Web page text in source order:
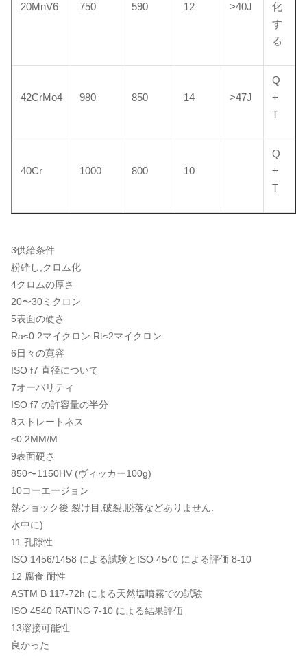
20MnV6 750 590 12 >40J
化
す
る
42CrMo4 980 850 14 >47J
Q
+
T
40Cr 1000 800 10
Q
+
T
3供給条件
粉砕し,クロム化
4クロムの厚さ
20〜30ミクロン
5表面の硬さ
Ra≤0.2マイクロン Rt≤2マイクロン
6日々の寛容
ISO f7 直径について
7オーバリティ
ISO f7 の許容量の半分
8ストレートネス
≤0.2MM/M
9表面硬さ
850〜1150HV (ヴィッカー100g)
10コーエージョン
熱ショック後 裂け目,破裂,脱落などありません.
水中に)
11 孔隙性
ISO 1456/1458 による試験とISO 4540 による評価 8-10
12 腐食 耐性
ASTM B 117-72h による天然塩噴霧での試験
ISO 4540 RATING 7-10 による結果評価
13溶接可能性
良かった